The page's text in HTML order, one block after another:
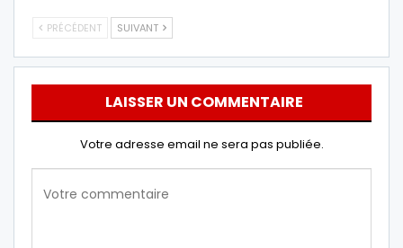
PRÉCÉDENT SUIVANT
LAISSER UN COMMENTAIRE
Votre adresse email ne sera pas publiée.